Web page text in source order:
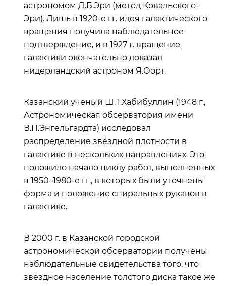
астрономом Д.Б.Эри (метод Ковальского–
Эри). Лишь в 1920-е гг. идея галактического
вращения получила наблюдательное
подтверждение, и в 1927 г. вращение
галактики окончательно доказал
нидерландский астроном Я.Оорт.
Казанский учёный Ш.Т.Хабибуллин (1948 г.,
Астрономическая обсерватория имени
В.П.Энгельгардта) исследовал
распределение звёздной плотности в
галактике в нескольких направлениях. Это
положило начало циклу работ, выполненных
в 1950–1980-е гг., в которых были уточнены
форма и положение спиральных рукавов в
галактике.
В 2000 г. в Казанской городской
астрономической обсерватории получены
наблюдательные свидетельства того, что
звёздное население толстого диска такое же